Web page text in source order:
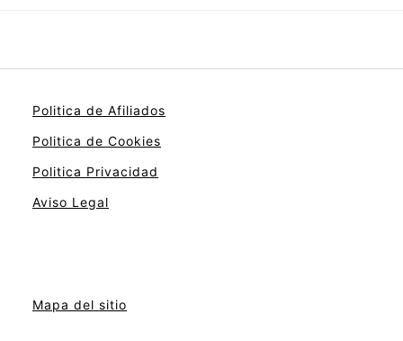
Politica de Afiliados
Politica de Cookies
Politica Privacidad
Aviso Legal
Mapa del sitio